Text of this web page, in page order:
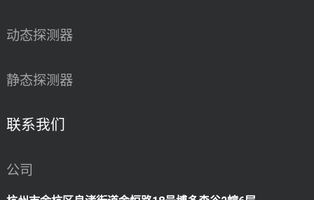
动态探测器
静态探测器
联系我们
公司